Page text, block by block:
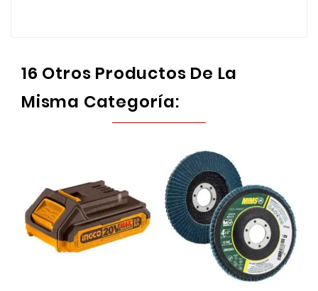
16 Otros Productos De La
Misma Categoría: